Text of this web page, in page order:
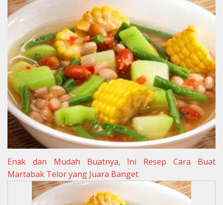
Enak dan Mudah Buatnya, Ini Resep Cara Buat
Martabak Telor yang Juara Banget